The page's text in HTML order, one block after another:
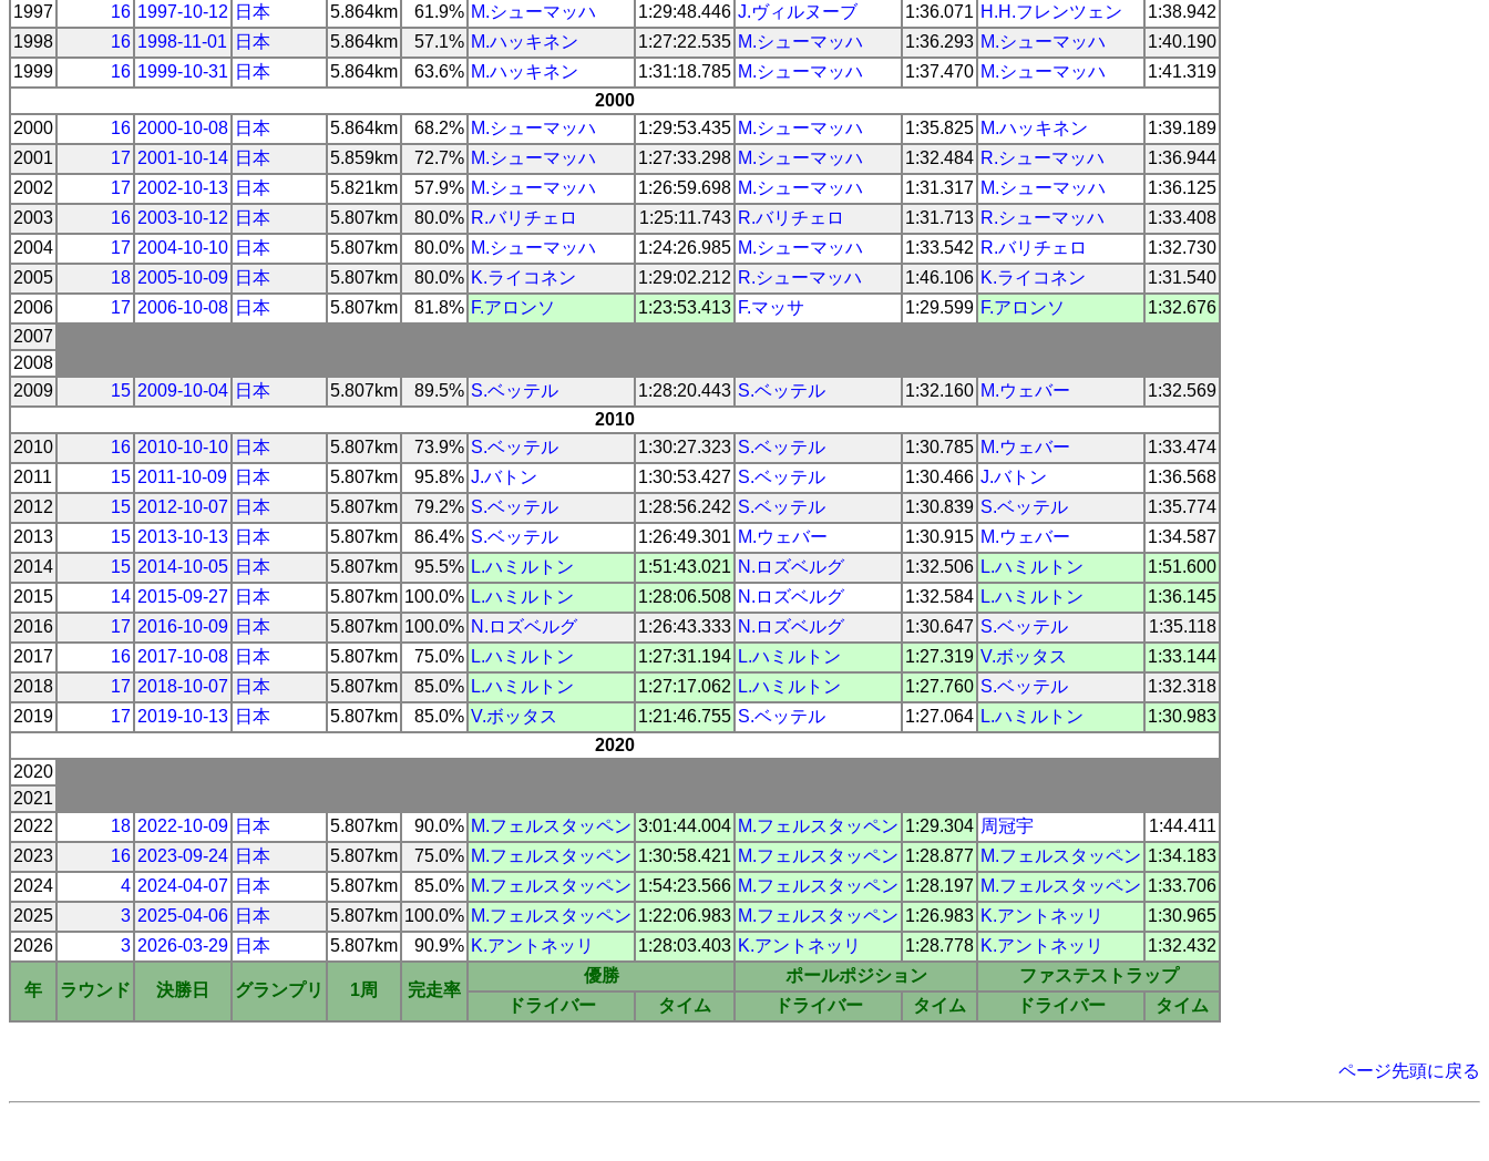
1997
16 1997-10-12 日本 5.864km 61.9% M.シューマッハ 1:29:48.446 J.ヴィルヌーブ 1:36.071 H.H.フレンツェン
1:38.942
1998
16 1998-11-01 日本 5.864km 57.1% M.ハッキネン 1:27:22.535 M.シューマッハ 1:36.293 M.シューマッハ
1:40.190
1999
16 1999-10-31 日本 5.864km 63.6% M.ハッキネン 1:31:18.785 M.シューマッハ 1:37.470 M.シューマッハ
1:41.319
2000
2000
16 2000-10-08 日本 5.864km 68.2% M.シューマッハ 1:29:53.435 M.シューマッハ 1:35.825 M.ハッキネン
1:39.189
2001
17 2001-10-14 日本 5.859km 72.7% M.シューマッハ 1:27:33.298 M.シューマッハ 1:32.484 R.シューマッハ
1:36.944
2002
17 2002-10-13 日本 5.821km 57.9% M.シューマッハ 1:26:59.698 M.シューマッハ 1:31.317 M.シューマッハ
1:36.125
2003
16 2003-10-12 日本 5.807km 80.0% R.バリチェロ 1:25:11.743 R.バリチェロ 1:31.713 R.シューマッハ
1:33.408
2004
17 2004-10-10 日本 5.807km 80.0% M.シューマッハ 1:24:26.985 M.シューマッハ 1:33.542 R.バリチェロ
1:32.730
2005
18 2005-10-09 日本 5.807km 80.0% K.ライコネン 1:29:02.212 R.シューマッハ 1:46.106 K.ライコネン
1:31.540
2006
17 2006-10-08 日本 5.807km 81.8% F.アロンソ 1:23:53.413 F.マッサ 1:29.599 F.アロンソ
1:32.676
2007
2008
2009
15 2009-10-04 日本 5.807km 89.5% S.ベッテル 1:28:20.443 S.ベッテル 1:32.160 M.ウェバー
1:32.569
2010
2010
16 2010-10-10 日本 5.807km 73.9% S.ベッテル 1:30:27.323 S.ベッテル 1:30.785 M.ウェバー
1:33.474
2011
15 2011-10-09 日本 5.807km 95.8% J.バトン 1:30:53.427 S.ベッテル 1:30.466 J.バトン
1:36.568
2012
15 2012-10-07 日本 5.807km 79.2% S.ベッテル 1:28:56.242 S.ベッテル 1:30.839 S.ベッテル
1:35.774
2013
15 2013-10-13 日本 5.807km 86.4% S.ベッテル 1:26:49.301 M.ウェバー 1:30.915 M.ウェバー
1:34.587
2014
15 2014-10-05 日本 5.807km 95.5% L.ハミルトン 1:51:43.021 N.ロズベルグ 1:32.506 L.ハミルトン
1:51.600
2015
14 2015-09-27 日本 5.807km 100.0% L.ハミルトン 1:28:06.508 N.ロズベルグ 1:32.584 L.ハミルトン
1:36.145
2016
17 2016-10-09 日本 5.807km 100.0% N.ロズベルグ 1:26:43.333 N.ロズベルグ 1:30.647 S.ベッテル
1:35.118
2017
16 2017-10-08 日本 5.807km 75.0% L.ハミルトン 1:27:31.194 L.ハミルトン 1:27.319 V.ボッタス
1:33.144
2018
17 2018-10-07 日本 5.807km 85.0% L.ハミルトン 1:27:17.062 L.ハミルトン 1:27.760 S.ベッテル
1:32.318
2019
17 2019-10-13 日本 5.807km 85.0% V.ボッタス 1:21:46.755 S.ベッテル 1:27.064 L.ハミルトン
1:30.983
2020
2020
2021
2022
18 2022-10-09 日本 5.807km 90.0% M.フェルスタッペン 3:01:44.004 M.フェルスタッペン 1:29.304 周冠宇
1:44.411
2023
16 2023-09-24 日本 5.807km 75.0% M.フェルスタッペン 1:30:58.421 M.フェルスタッペン 1:28.877 M.フェルスタッペン 1:34.183
2024
4 2024-04-07 日本 5.807km 85.0% M.フェルスタッペン 1:54:23.566 M.フェルスタッペン 1:28.197 M.フェルスタッペン 1:33.706
2025
3 2025-04-06 日本 5.807km 100.0% M.フェルスタッペン 1:22:06.983 M.フェルスタッペン 1:26.983 K.アントネッリ
1:30.965
2026
3 2026-03-29 日本 5.807km 90.9% K.アントネッリ 1:28:03.403 K.アントネッリ 1:28.778 K.アントネッリ 1:32.432
年 ラウンド 決勝日 グランプリ 1周 完走率
優勝 ポールポジション
ファステストラップ
ドライバー
タイム ドライバー タイム ドライバー タイム
ページ先頭に戻る